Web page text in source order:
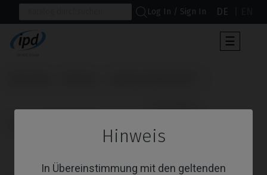
Hinweis
In Übereinstimmung mit den geltenden
Log In / Sign In DE
der
☰
                      CoCr Base